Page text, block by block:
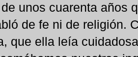
unos cuarenta años
de fe ni de religión.
que ella leía